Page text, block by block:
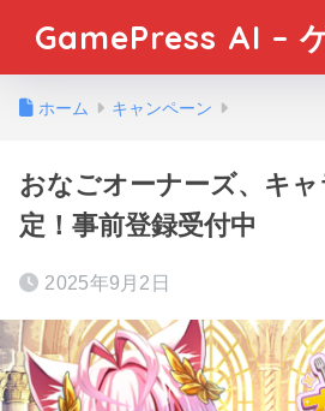
GamePress AI –
ホーム キャンペーン
おなごオーナーズ、キ
定！事前登録受付中
2025年9月2日